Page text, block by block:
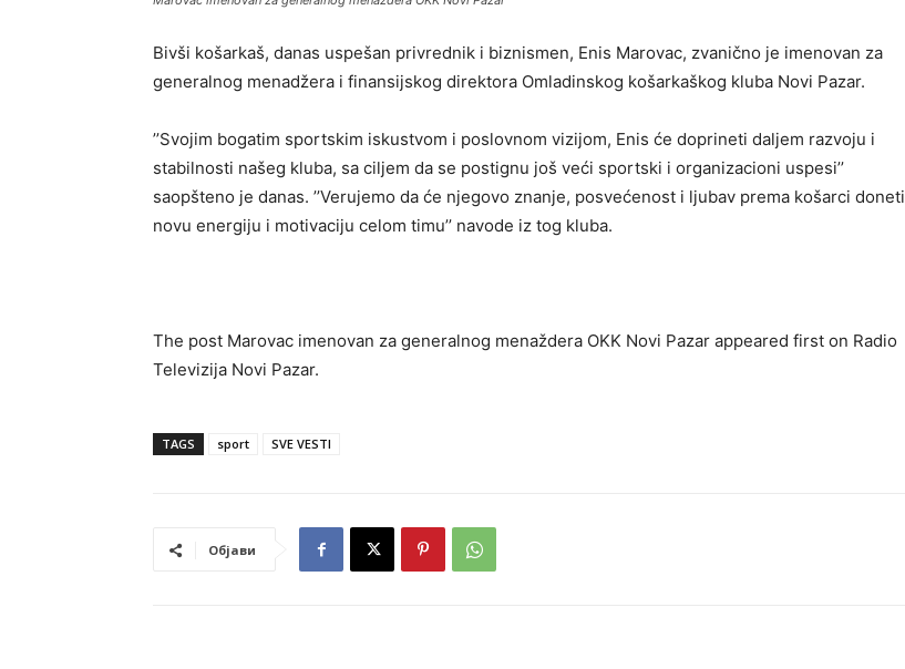
Bivši košarkaš, danas uspešan privrednik i biznismen, Enis Marovac, zvanično je imenovan za
generalnog menadžera i finansijskog direktora Omladinskog košarkaškog kluba Novi Pazar.
’’Svojim bogatim sportskim iskustvom i poslovnom vizijom, Enis će doprineti daljem razvoju i
stabilnosti našeg kluba, sa ciljem da se postignu još veći sportski i organizacioni uspesi’’
saopšteno je danas. ’’Verujemo da će njegovo znanje, posvećenost i ljubav prema košarci doneti
novu energiju i motivaciju celom timu’’ navode iz tog kluba.
The post Marovac imenovan za generalnog menaždera OKK Novi Pazar appeared first on Radio
Televizija Novi Pazar.
TAGS sport SVE VESTI
Објави